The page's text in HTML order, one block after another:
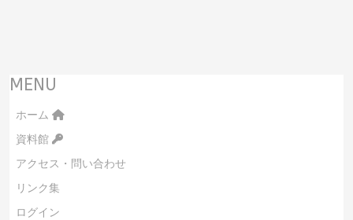
MENU
ホーム
資料館
アクセス・問い合わせ
リンク集
ログイン